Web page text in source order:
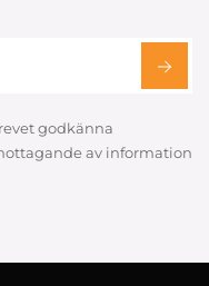
godkänna
av information